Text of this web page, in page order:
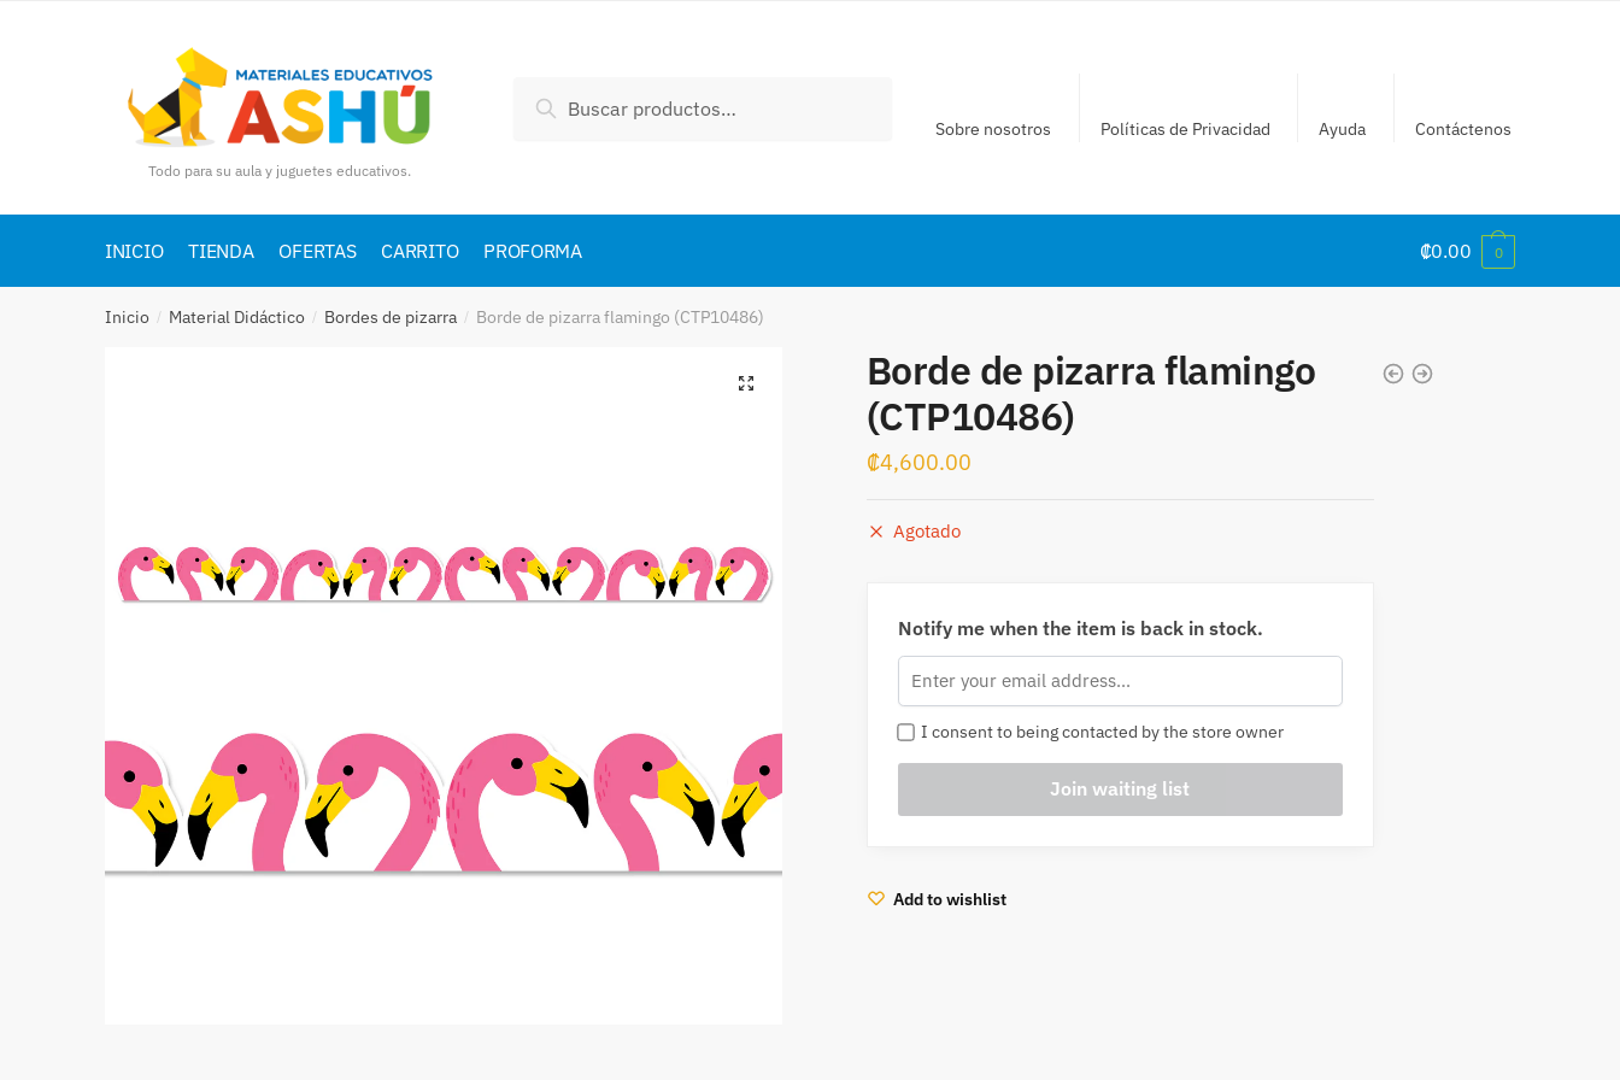
Todo para su aula y juguetes educativos.
por:
Buscar
Sobre nosotros Políticas de Privacidad Ayuda Contáctenos
INICIO TIENDA OFERTAS CARRITO PROFORMA ₡0.00 0
Inicio / Material Didáctico / Bordes de pizarra / Borde de pizarra flamingo (CTP10486)
Borde de pizarra flamingo
(CTP10486)
₡4,600.00
Agotado
Notify me when the item is back in stock.
I consent to being contacted by the store owner
Add to wishlist